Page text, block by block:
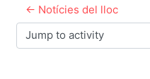
← Notícies del lloc
Jump to activity